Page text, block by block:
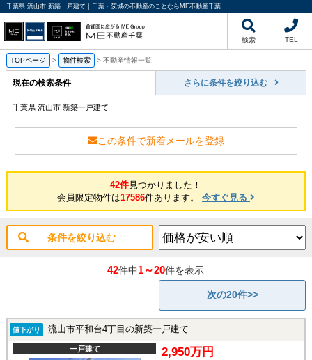
千葉県 流山市 新築一戸建て｜千葉・茨城の不動産のことならME不動産千葉
検索 TEL
TOPページ > 物件検索 > 不動産情報一覧
現在の検索条件 さらに条件を絞り込む
千葉県 流山市 新築一戸建て
この条件で新着メールを登録
42件見つかりました！
会員限定物件は17586件あります。 今すぐ見る
条件を絞り込む
42件中1～20件を表示
次の20件>>
値下がり 流山市平和台4丁目の新築一戸建て
一戸建て 2,950万円